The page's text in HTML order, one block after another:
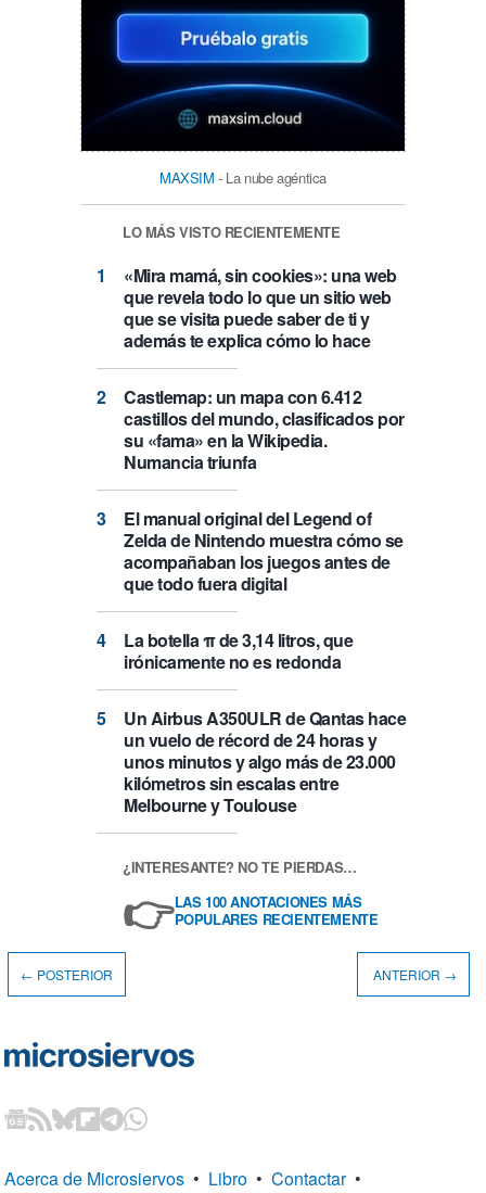
MAXSIM - La nube agéntica
LO MÁS VISTO RECIENTEMENTE
«Mira mamá, sin cookies»: una web
que revela todo lo que un sitio web
que se visita puede saber de ti y
además te explica cómo lo hace
Castlemap: un mapa con 6.412
castillos del mundo, clasificados por
su «fama» en la Wikipedia.
Numancia triunfa
El manual original del Legend of
Zelda de Nintendo muestra cómo se
acompañaban los juegos antes de
que todo fuera digital
La botella π de 3,14 litros, que
irónicamente no es redonda
Un Airbus A350ULR de Qantas hace
un vuelo de récord de 24 horas y
unos minutos y algo más de 23.000
kilómetros sin escalas entre
Melbourne y Toulouse
¿INTERESANTE? NO TE PIERDAS…
👉LAS 100 ANOTACIONES MÁS
POPULARES RECIENTEMENTE
← POSTERIOR ANTERIOR →
Acerca de Microsiervos • Libro • Contactar •